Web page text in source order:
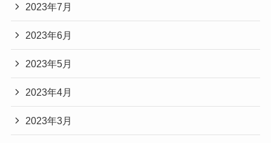
2023年7月
2023年6月
2023年5月
2023年4月
2023年3月